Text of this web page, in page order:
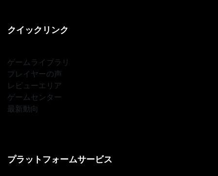
クイックリンク
ゲームライブラリ
プレイヤーの声
レビューエリア
ゲームセンター
最新動向
プラットフォームサービス